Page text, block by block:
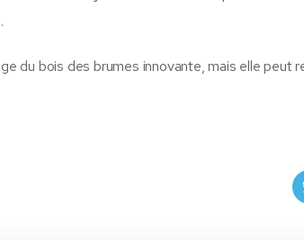
du bois des brumes innovante, mais elle peut